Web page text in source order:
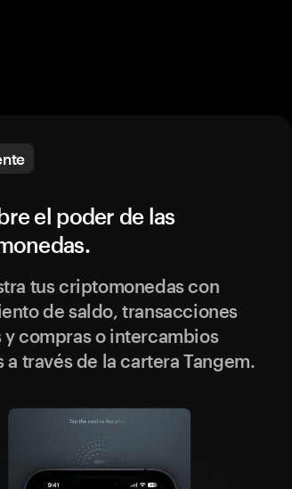
el poder de las
tus criptomonedas con
de saldo, transacciones
y compras o intercambios
a través de la cartera Tangem.